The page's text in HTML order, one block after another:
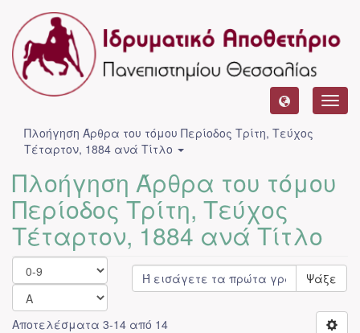
Πλοήγηση Άρθρα του τόμου Περίοδος Τρίτη, Τεύχος
Τέταρτον, 1884 ανά Τίτλο
Πλοήγηση Άρθρα του τόμου
Περίοδος Τρίτη, Τεύχος
Τέταρτον, 1884 ανά Τίτλο
Ψάξε
Αποτελέσματα 3-14 από 14